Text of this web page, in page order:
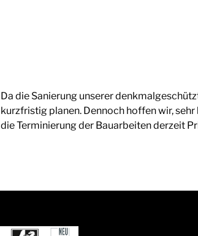
Da die Sanierung unserer
kurzfristig planen. Dennoch hoffen wir,
die Terminierung der Bauarbeiten derzeit